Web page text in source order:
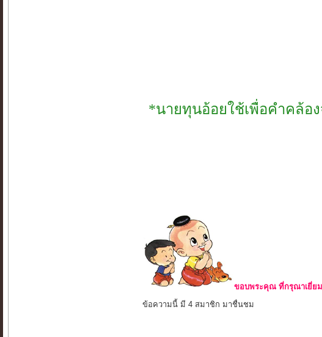
*นายทุนอ้อยใช้เพื่อคำคล้อ
ขอบพระคุณ ที่กรุณาเยี่ย
ข้อความนี้ มี 4 สมาชิก มาชื่นชม